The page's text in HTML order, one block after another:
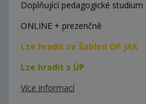
Doplňující pedagogické studium
ONLINE + prezenčně
Lze hradit ze Šablon OP JAK
Lze hradit z ÚP
Více informací